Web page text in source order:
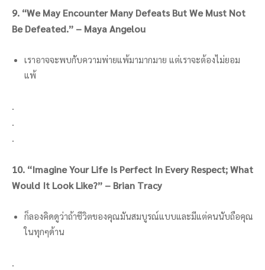
9. “We May Encounter Many Defeats But We Must Not
Be Defeated.” – Maya Angelou
เราอาจจะพบกับความพ่ายแพ้มามากมาย แต่เราจะต้องไม่ยอม
แพ้
.
.
.
10. “Imagine Your Life Is Perfect In Every Respect; What
Would It Look Like?” – Brian Tracy
ก็ลองคิดดูว่าถ้าชีวิตของคุณมันสมบูรณ์แบบและมีแต่คนนับถือคุณ
ในทุกๆด้าน
.